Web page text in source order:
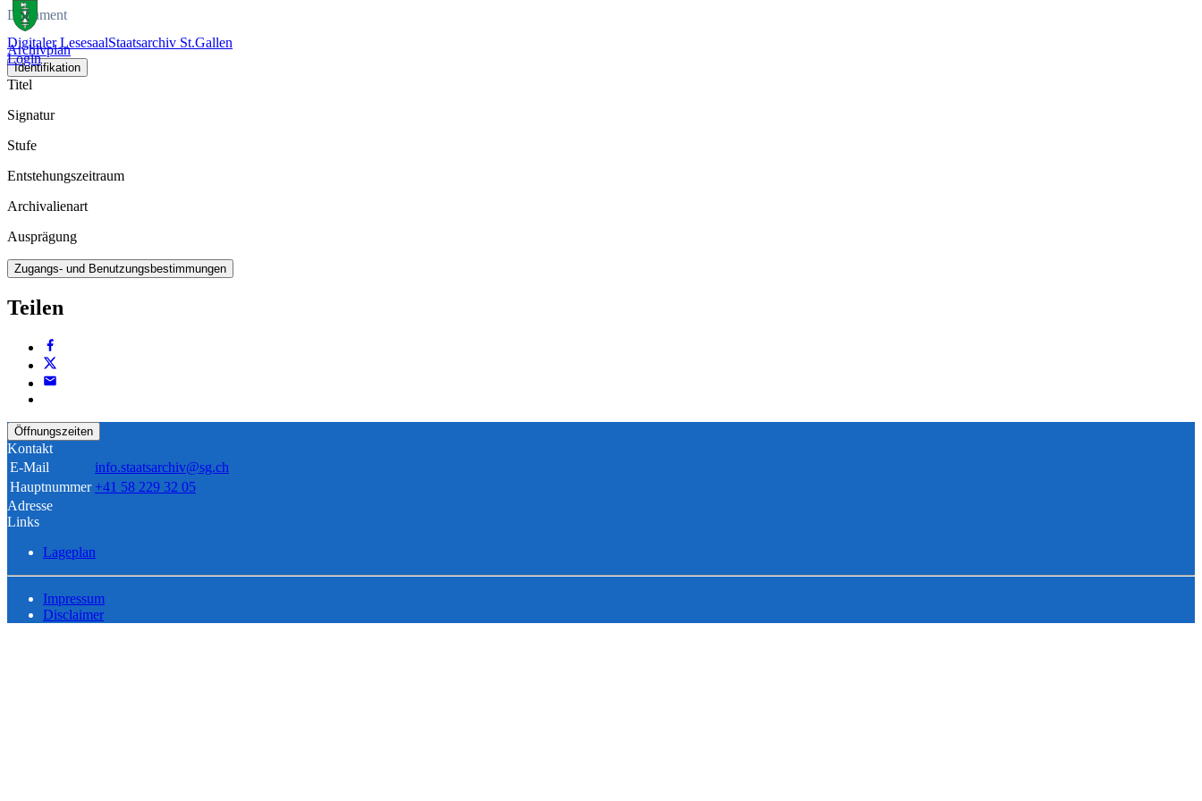
Digitaler LesesaalStaatsarchiv St.Gallen
Login
Dokument
Archivplan
Identifikation
Titel
Signatur
Stufe
Entstehungszeitraum
Archivalienart
Ausprägung
Zugangs- und Benutzungsbestimmungen
Teilen
Öffnungszeiten
Kontakt
E-Mail
info.staatsarchiv@sg.ch
Hauptnummer +41 58 229 32 05
Adresse
Links
Lageplan
Impressum
Disclaimer